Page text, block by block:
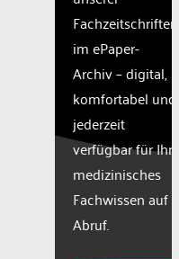
Fachzeitschriften
im ePaper-
Archiv – digital,
komfortabel und
jederzeit
verfügbar für Ihr
medizinisches
Fachwissen auf
Abruf.